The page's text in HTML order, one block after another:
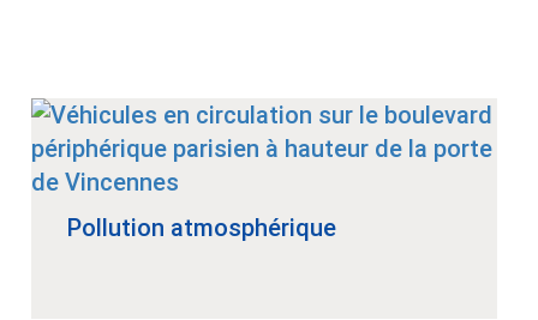
Pollution atmosphérique